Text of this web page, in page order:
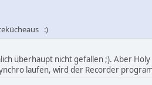
:)
überhaupt nicht gefallen ;). Aber Holy
laufen, wird der Recorder